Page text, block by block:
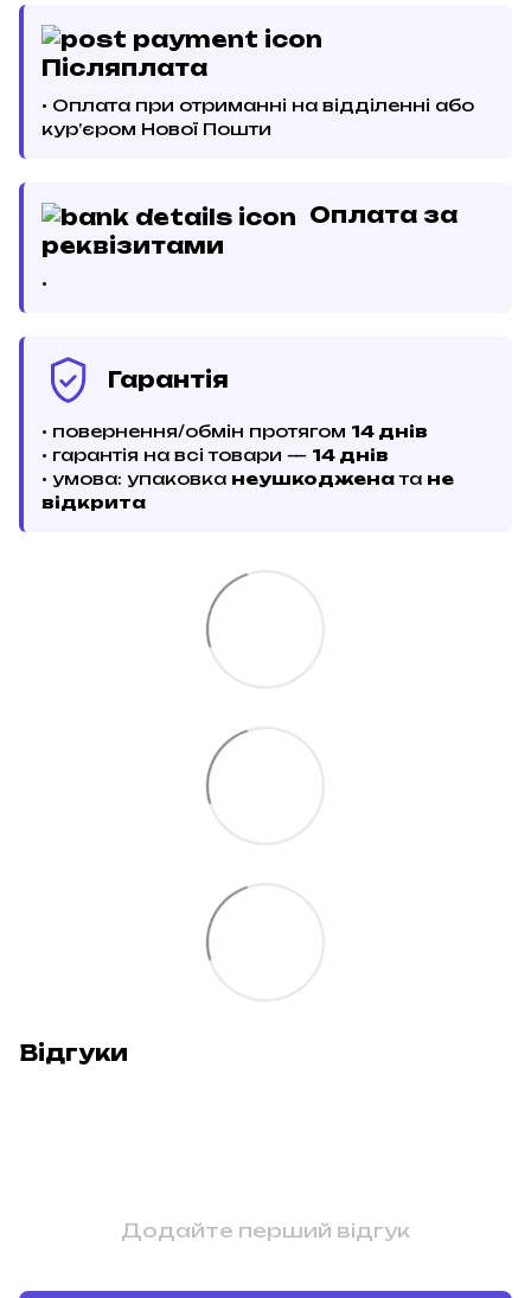
Післяплата
• Оплата при отриманні на відділенні або
кур’єром Нової Пошти
Оплата за
реквізитами
•
Гарантія
• повернення/обмін протягом 14 днів
• гарантія на всі товари — 14 днів
• умова: упаковка неушкоджената не
відкрита
Відгуки
Додайте перший відгук